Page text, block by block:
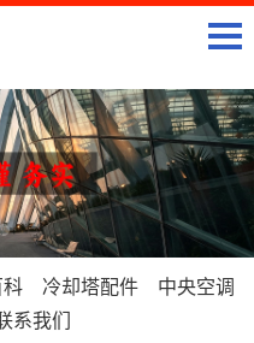
冷却塔配件
中央空调
系我们